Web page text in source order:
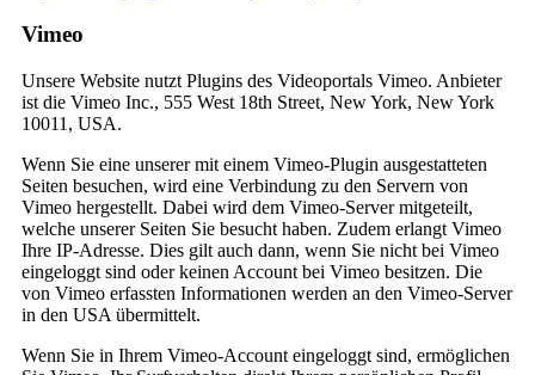
Vimeo
Unsere Website nutzt Plugins des Videoportals Vimeo. Anbieter
ist die Vimeo Inc., 555 West 18th Street, New York, New York
10011, USA.
Wenn Sie eine unserer mit einem Vimeo-Plugin ausgestatteten
Seiten besuchen, wird eine Verbindung zu den Servern von
Vimeo hergestellt. Dabei wird dem Vimeo-Server mitgeteilt,
welche unserer Seiten Sie besucht haben. Zudem erlangt Vimeo
Ihre IP-Adresse. Dies gilt auch dann, wenn Sie nicht bei Vimeo
eingeloggt sind oder keinen Account bei Vimeo besitzen. Die
von Vimeo erfassten Informationen werden an den Vimeo-Server
in den USA übermittelt.
Wenn Sie in Ihrem Vimeo-Account eingeloggt sind, ermöglichen